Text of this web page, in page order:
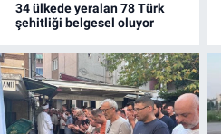
34 ülkede yeralan 78 Türk
şehitliği belgesel oluyor